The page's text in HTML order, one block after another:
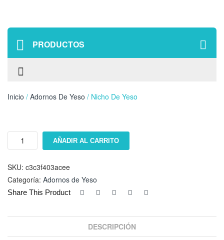
PRODUCTOS
Inicio / Adornos De Yeso / Nicho De Yeso
Nicho
cantidad
AÑADIR AL CARRITO
SKU: c3c3f403acee
Categoría: Adornos de Yeso
Share This Product
DESCRIPCIÓN